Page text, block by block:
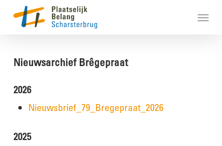
Menu
Nieuwsarchief Brêgepraat
2026
Nieuwsbrief_79_Bregepraat_2026
2025